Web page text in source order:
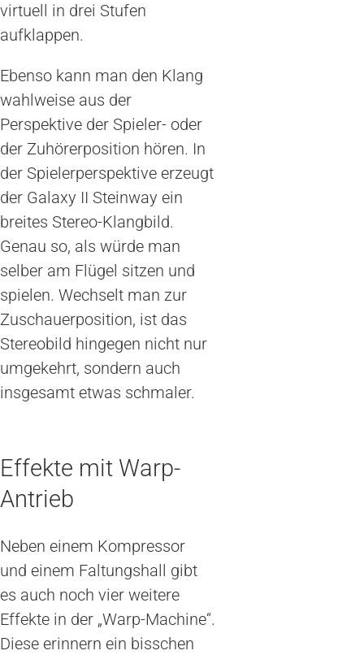
virtuell in drei Stufen
aufklappen.
Ebenso kann man den Klang
wahlweise aus der
Perspektive der Spieler- oder
der Zuhörerposition hören. In
der Spielerperspektive erzeugt
der Galaxy II Steinway ein
breites Stereo-Klangbild.
Genau so, als würde man
selber am Flügel sitzen und
spielen. Wechselt man zur
Zuschauerposition, ist das
Stereobild hingegen nicht nur
umgekehrt, sondern auch
insgesamt etwas schmaler.
Effekte mit Warp-
Antrieb
Neben einem Kompressor
und einem Faltungshall gibt
es auch noch vier weitere
Effekte in der „Warp-Machine“.
Diese erinnern ein bisschen